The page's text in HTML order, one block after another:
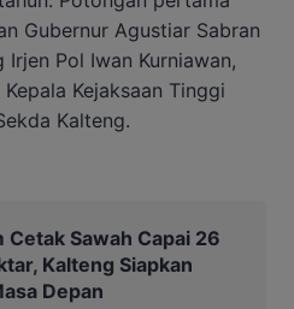
Gubernur Agustiar Sabran
Pol Iwan Kurniawan,
Kejaksaan Tinggi
Kalteng.
Cetak Sawah Capai 26
Kalteng Siapkan
Depan